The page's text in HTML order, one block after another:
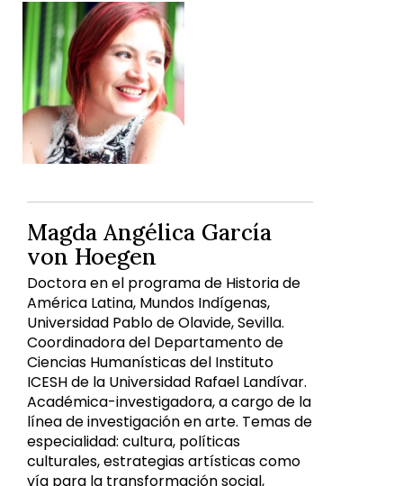
Magda Angélica García
von Hoegen
Doctora en el programa de Historia de
América Latina, Mundos Indígenas,
Universidad Pablo de Olavide, Sevilla.
Coordinadora del Departamento de
Ciencias Humanísticas del Instituto
ICESH de la Universidad Rafael Landívar.
Académica-investigadora, a cargo de la
línea de investigación en arte. Temas de
especialidad: cultura, políticas
culturales, estrategias artísticas como
vía para la transformación social,